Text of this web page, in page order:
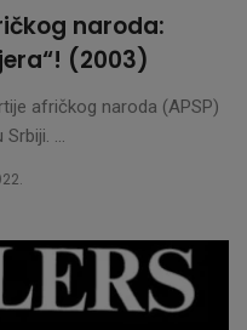
naroda:
(2003)
afričkog naroda (APSP)
...